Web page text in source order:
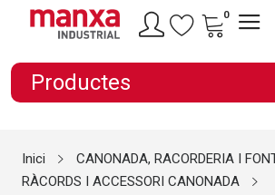
0
Productes
Inici
CANONADA, RACORDERIA I
RÀCORDS I ACCESSORI CANONADA